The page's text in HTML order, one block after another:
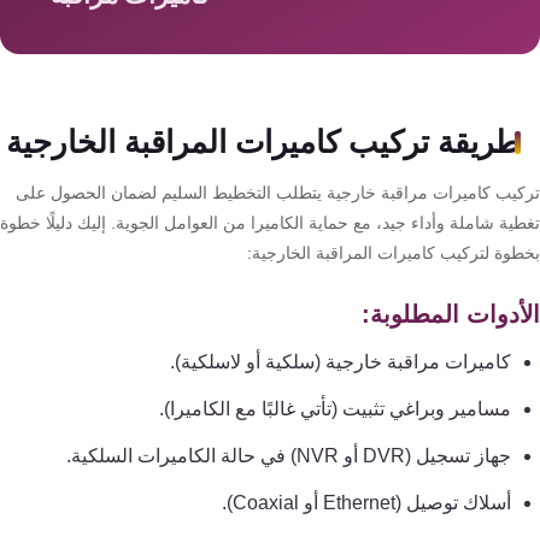
طريقة تركيب كاميرات المراقبة الخارجية
كاميرات مراقبة خارجية يتطلب التخطيط السليم لضمان الحصول على
شاملة وأداء جيد، مع حماية الكاميرا من العوامل الجوية. إليك دليلًا خطوة
لتركيب كاميرات المراقبة الخارجية:
المطلوبة:
كاميرات مراقبة خارجية (سلكية أو لاسلكية).
مسامير وبراغي تثبيت (تأتي غالبًا مع الكاميرا).
جهاز تسجيل (DVR أو NVR) في حالة الكاميرات السلكية.
أسلاك توصيل (Ethernet أو Coaxial).
هوم
سيستم
حلول
أمنية
والمصانع
بصمة
الحضور